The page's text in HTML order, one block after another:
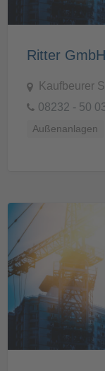
Ritter GmbH
Kaufbeurer
08232 - 50
Außenanlagen